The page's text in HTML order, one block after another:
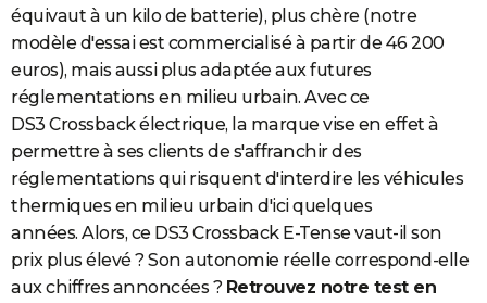
équivaut à un kilo de batterie), plus chère (notre
modèle d'essai est commercialisé à partir de 46 200
euros), mais aussi plus adaptée aux futures
réglementations en milieu urbain. Avec ce
DS3 Crossback électrique, la marque vise en effet à
permettre à ses clients de s'affranchir des
réglementations qui risquent d'interdire les véhicules
thermiques en milieu urbain d'ici quelques
années. Alors, ce DS3 Crossback E-Tense vaut-il son
prix plus élevé ? Son autonomie réelle correspond-elle
aux chiffres annoncées ? Retrouvez notre test en